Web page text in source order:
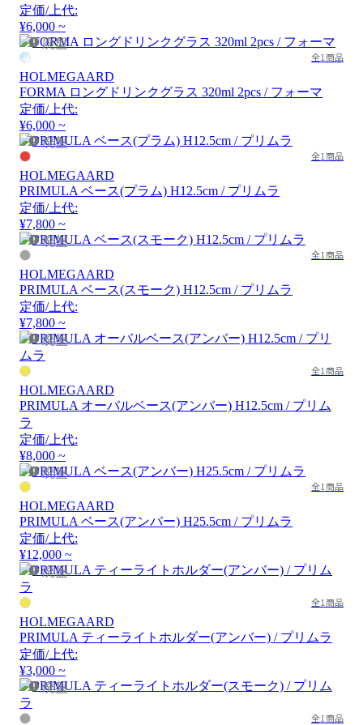
定価/上代:
¥6,000 ~
廃盤
全1商品
HOLMEGAARD
FORMA ロングドリンクグラス 320ml 2pcs / フォーマ
定価/上代:
¥6,000 ~
廃盤
全1商品
HOLMEGAARD
PRIMULA ベース(プラム) H12.5cm / プリムラ
定価/上代:
¥7,800 ~
廃盤
全1商品
HOLMEGAARD
PRIMULA ベース(スモーク) H12.5cm / プリムラ
定価/上代:
¥7,800 ~
廃盤
全1商品
HOLMEGAARD
PRIMULA オーバルベース(アンバー) H12.5cm / プリム
ラ
定価/上代:
¥8,000 ~
廃盤
全1商品
HOLMEGAARD
PRIMULA ベース(アンバー) H25.5cm / プリムラ
定価/上代:
¥12,000 ~
廃盤
全1商品
HOLMEGAARD
PRIMULA ティーライトホルダー(アンバー) / プリムラ
定価/上代:
¥3,000 ~
廃盤
全1商品